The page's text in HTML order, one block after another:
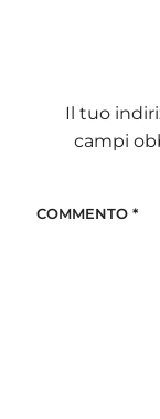
Il tuo
campi
COMMENTO *